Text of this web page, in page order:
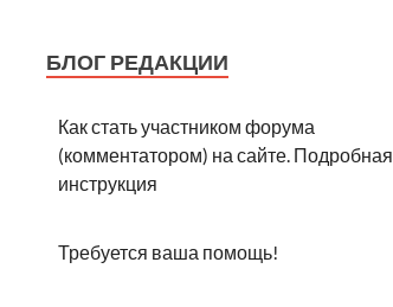
БЛОГ РЕДАКЦИИ
Как стать участником форума
(комментатором) на сайте. Подробная
инструкция
Требуется ваша помощь!